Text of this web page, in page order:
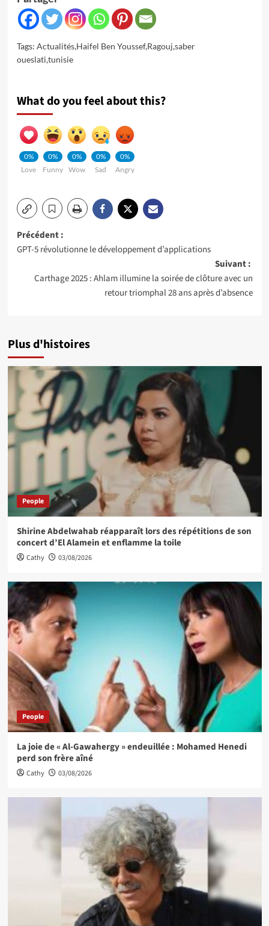
Tags: Actualités,Haifel Ben Youssef,Ragouj,saber
oueslati,tunisie
What do you feel about this?
0%
Love
0%
Funny
0%
Wow
0%
Sad
0%
Angry
Navigation
Précédent :
GPT-5 révolutionne le développement d’applications
Suivant :
Carthage 2025 : Ahlam illumine la soirée de clôture avec un
retour triomphal 28 ans après d’absence
Plus d'histoires
People
Shirine Abdelwahab réapparaît lors des répétitions de son
concert d’El Alamein et enflamme la toile
Cathy 03/08/2026
People
La joie de « Al-Gawahergy » endeuillée : Mohamed Henedi
perd son frère aîné
Cathy 03/08/2026